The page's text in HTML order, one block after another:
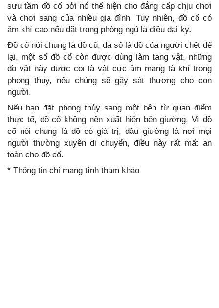
sưu tầm đồ cổ bởi nó thể hiện cho đẳng cấp chịu chơi
và chơi sang của nhiều gia đình. Tuy nhiên, đồ cổ có
âm khí cao nếu đặt trong phòng ngủ là điều đại kỵ.
Đồ cổ nói chung là đồ cũ, đa số là đồ của người chết để
lại, một số đồ cổ còn được dùng làm tang vật, những
đồ vật này được coi là vật cực âm mang tà khí trong
phong thủy, nếu chúng sẽ gây sát thương cho con
người.
Nếu bạn đặt phong thủy sang một bên từ quan điểm
thực tế, đồ cổ không nên xuất hiện bên giường. Vì đồ
cổ nói chung là đồ có giá trị, đầu giường là nơi mọi
người thường xuyên di chuyển, điều này rất mất an
toàn cho đồ cổ.
* Thông tin chỉ mang tính tham khảo